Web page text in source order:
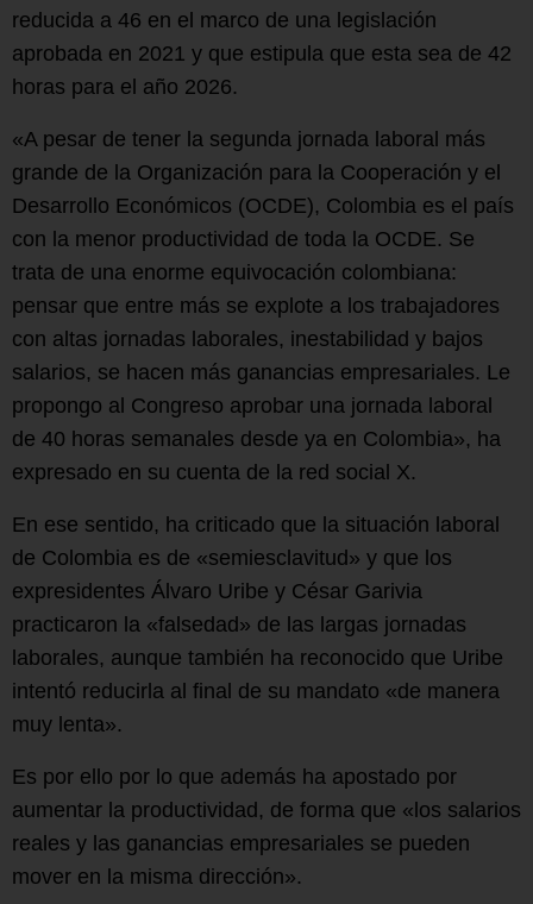
reducida a 46 en el marco de una legislación
aprobada en 2021 y que estipula que esta sea de 42
horas para el año 2026.
«A pesar de tener la segunda jornada laboral más
grande de la Organización para la Cooperación y el
Desarrollo Económicos (OCDE), Colombia es el país
con la menor productividad de toda la OCDE. Se
trata de una enorme equivocación colombiana:
pensar que entre más se explote a los trabajadores
con altas jornadas laborales, inestabilidad y bajos
salarios, se hacen más ganancias empresariales. Le
propongo al Congreso aprobar una jornada laboral
de 40 horas semanales desde ya en Colombia», ha
expresado en su cuenta de la red social X.
En ese sentido, ha criticado que la situación laboral
de Colombia es de «semiesclavitud» y que los
expresidentes Álvaro Uribe y César Garivia
practicaron la «falsedad» de las largas jornadas
laborales, aunque también ha reconocido que Uribe
intentó reducirla al final de su mandato «de manera
muy lenta».
Es por ello por lo que además ha apostado por
aumentar la productividad, de forma que «los salarios
reales y las ganancias empresariales se pueden
mover en la misma dirección».